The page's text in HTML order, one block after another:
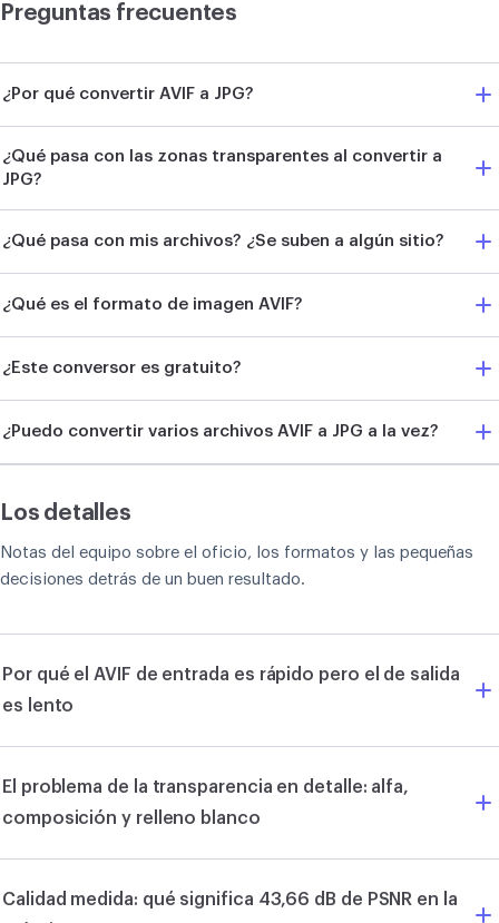
Preguntas frecuentes
¿Por qué convertir AVIF a JPG?
¿Qué pasa con las zonas transparentes al convertir a
JPG?
¿Qué pasa con mis archivos? ¿Se suben a algún sitio?
¿Qué es el formato de imagen AVIF?
¿Este conversor es gratuito?
¿Puedo convertir varios archivos AVIF a JPG a la vez?
Los detalles
Notas del equipo sobre el oficio, los formatos y las pequeñas
decisiones detrás de un buen resultado.
Por qué el AVIF de entrada es rápido pero el de salida
es lento
El problema de la transparencia en detalle: alfa,
composición y relleno blanco
Calidad medida: qué significa 43,66 dB de PSNR en la